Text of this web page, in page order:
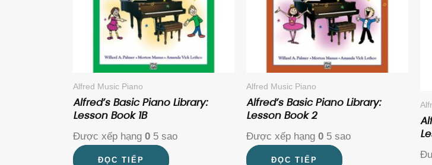
Alfred Music Piano
Alfred’s Basic Piano Library:
Lesson Book 1B
Được xếp hạng 0 5 sao
ĐỌC TIẾP
Alfred Music Piano
Alfred’s Basic Piano Library:
Lesson Book 2
Được xếp hạng0 5 sao
ĐỌC TIẾP